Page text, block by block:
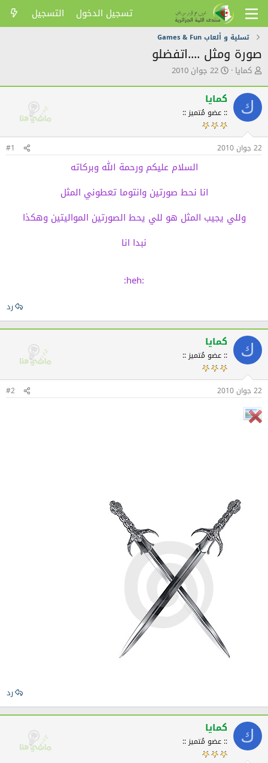
تسجيل الدخول التسجيل
تسلية و ألعاب Games & Fun
صورة ومثل ....اتفضلو
ك
ت
ب
ا
ل
م
و
ض
كمايا ت
ر
ي
خ
ا
ل
ن
ش
22 جوان 2010
ك كمايا
:: عضو مُتميز ::
22 جوان 2010 #1
السلام عليكم ورحمة الله وبركاته
انا نحط صورتين وانتوما تعطوني المثل
وللي يجيب المثل هو للي يحط الصورتين المواليتين وهكذا
نبدا انا
:heh:
رد
ك كمايا
:: عضو مُتميز ::
22 جوان 2010 #2
رد
ك كمايا
:: عضو مُتميز ::